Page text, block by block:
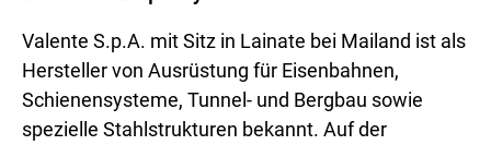
Valente S.p.A. mit Sitz in Lainate bei Mailand ist als
Hersteller von Ausrüstung für Eisenbahnen,
Schienensysteme, Tunnel- und Bergbau sowie
spezielle Stahlstrukturen bekannt. Auf der